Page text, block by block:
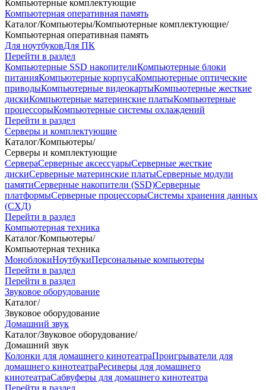
Компьютерные комплектующие
Компьютерная оперативная память
Каталог/Компьютеры/Компьютерные комплектующие/
Компьютерная оперативная память
Для ноутбуковДля ПК
Перейти в раздел
Компьютерные SSD накопителиКомпьютерные блоки
питанияКомпьютерные корпусаКомпьютерные оптические
приводыКомпьютерные видеокартыКомпьютерные жесткие
дискиКомпьютерные материнские платыКомпьютерные
процессорыКомпьютерные системы охлаждений
Перейти в раздел
Серверы и комплектующие
Каталог/Компьютеры/
Серверы и комплектующие
СервераСерверные аксессуарыСерверные жесткие
дискиСерверные материнские платыСерверные модули
памятиСерверные накопители (SSD)Серверные
платформыСерверные процессорыСистемы хранения данных
(СХД)
Перейти в раздел
Компьютерная техника
Каталог/Компьютеры/
Компьютерная техника
МоноблокиНоутбукиПерсональные компьютеры
Перейти в раздел
Перейти в раздел
Звуковое оборудование
Каталог/
Звуковое оборудование
Домашний звук
Каталог/Звуковое оборудование/
Домашний звук
Колонки для домашнего кинотеатраПроигрыватели для
домашнего кинотеатраРесиверы для домашнего
кинотеатраСабвуферы для домашнего кинотеатра
Перейти в раздел